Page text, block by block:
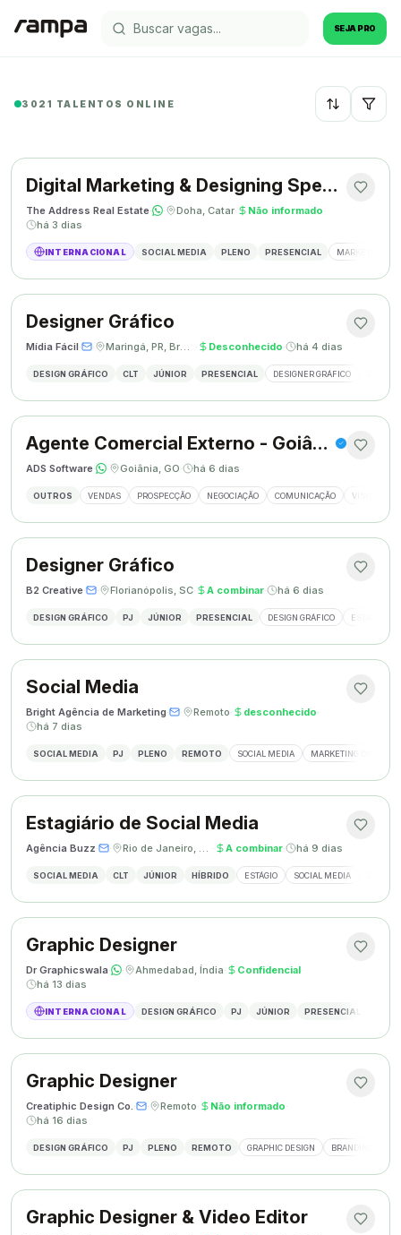
SEJA PRO
3021 TALENTOS ONLINE Recentes
Digital Marketing & Designing Specialist
The Address Real Estate· · Doha, Catar· Não informado·
há 3 dias
INTERNACIONAL SOCIAL MEDIA PLENO PRESENCIAL MARKETING
Designer Gráfico
Mídia Fácil· · Maringá, PR, Brasil · Desconhecido· há 4 dias
DESIGN GRÁFICO CLT JÚNIOR PRESENCIAL DESIGNER GRÁFICO
Agente Comercial Externo - Goiânia
ADS Software· · Goiânia, GO· há 6 dias
OUTROS VENDAS PROSPECÇÃO NEGOCIAÇÃO COMUNICAÇÃO VISITAS
Designer Gráfico
B2 Creative· · Florianópolis, SC· A combinar· há 6 dias
DESIGN GRÁFICO PJ JÚNIOR PRESENCIAL DESIGN GRÁFICO ESTÁGIO
Social Media
Bright Agência de Marketing· · Remoto· desconhecido·
há 7 dias
SOCIAL MEDIA PJ PLENO REMOTO SOCIAL MEDIA MARKETING DIGITAL
Estagiário de Social Media
Agência Buzz· · Rio de Janeiro, Brasil · A combinar· há 9 dias
SOCIAL MEDIA CLT JÚNIOR HÍBRIDO ESTÁGIO SOCIAL MEDIA
Graphic Designer
Dr Graphicswala· · Ahmedabad, Índia· Confidencial·
há 13 dias
INTERNACIONAL DESIGN GRÁFICO PJ JÚNIOR PRESENCIAL
Graphic Designer
Creatiphic Design Co.· · Remoto· Não informado·
há 16 dias
DESIGN GRÁFICO PJ PLENO REMOTO GRAPHIC DESIGN BRANDING
Graphic Designer & Video Editor